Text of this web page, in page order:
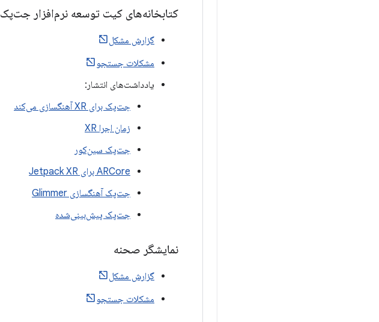
کتابخانه‌های کیت توسعه نرم‌افزار جت‌پک XR
گزارش مشکل
مشکلات جستجو
یادداشت‌های انتشار:
جت‌پک برای XR آهنگسازی می‌کند
زمان اجرا XR
جت‌پک سین‌کور
ARCore برای Jetpack XR
جت‌پک آهنگسازی Glimmer
جت‌پک پیش‌بینی‌شده
نمایشگر صحنه
گزارش مشکل
مشکلات جستجو